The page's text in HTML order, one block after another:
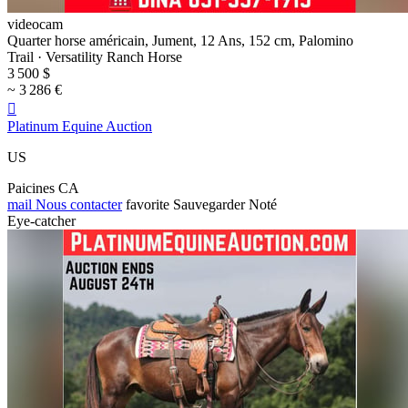
videocam
Quarter horse américain, Jument, 12 Ans, 152 cm, Palomino
Trail · Versatility Ranch Horse
3 500 $
~ 3 286 €

Platinum Equine Auction
US
Paicines CA
mail Nous contacter favorite Sauvegarder Noté
Eye-catcher